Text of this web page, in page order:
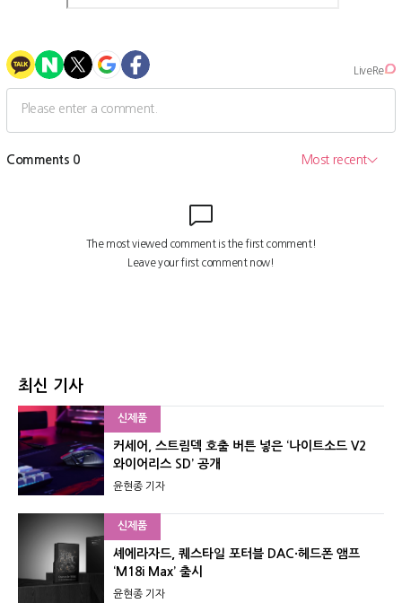
최신 기사
신제품
커세어, 스트림덱 호출 버튼 넣은 ‘나이트소드 V2
와이어리스 SD’ 공개
윤현종 기자
신제품
셰에라자드, 퀘스타일 포터블 DAC·헤드폰 앰프
‘M18i Max’ 출시
윤현종 기자